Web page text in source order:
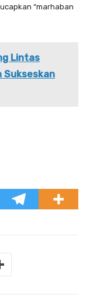
“marhaban
Lintas
Sukseskan